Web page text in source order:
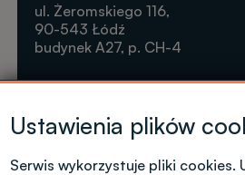
ul. Żeromskiego 116,
90-543 Łódź
budynek A27, p. CH-4
Tel. +48 42 631 23 14
Ustawienia plików
Serwis wykorzystuje pliki cookies.